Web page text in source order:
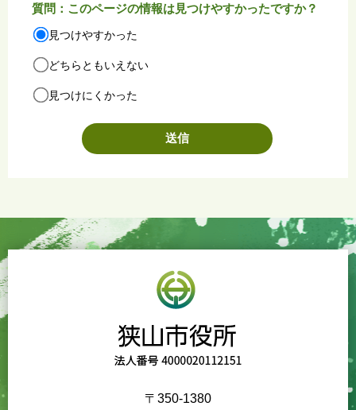
質問：このページの情報は見つけやすかったですか？
見つけやすかった
どちらともいえない
見つけにくかった
〒350-1380